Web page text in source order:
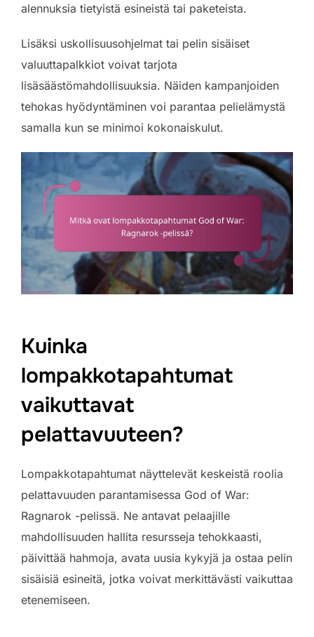
alennuksia tietyistä esineistä tai paketeista.
Lisäksi uskollisuusohjelmat tai pelin sisäiset
valuuttapalkkiot voivat tarjota
lisäsäästömahdollisuuksia. Näiden kampanjoiden
tehokas hyödyntäminen voi parantaa pelielämystä
samalla kun se minimoi kokonaiskulut.
Kuinka
lompakkotapahtumat
vaikuttavat
pelattavuuteen?
Lompakkotapahtumat näyttelevät keskeistä roolia
pelattavuuden parantamisessa God of War:
Ragnarok -pelissä. Ne antavat pelaajille
mahdollisuuden hallita resursseja tehokkaasti,
päivittää hahmoja, avata uusia kykyjä ja ostaa pelin
sisäisiä esineitä, jotka voivat merkittävästi vaikuttaa
etenemiseen.